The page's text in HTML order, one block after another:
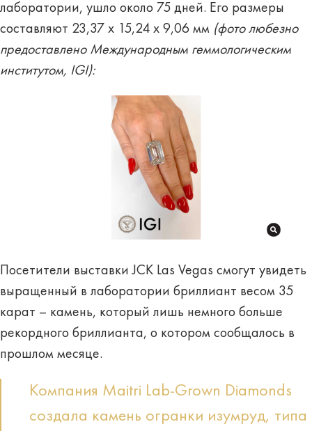
лаборатории, ушло около 75 дней. Его размеры
составляют 23,37 x 15,24 x 9,06 мм (фото любезно
предоставлено Международным геммологическим
институтом, IGI):
Посетители выставки JCK Las Vegas смогут увидеть
выращенный в лаборатории бриллиант весом 35
карат – камень, который лишь немного больше
рекордного бриллианта, о котором сообщалось в
прошлом месяце.
Компания Maitri Lab-Grown Diamonds
создала камень огранки изумруд, типа